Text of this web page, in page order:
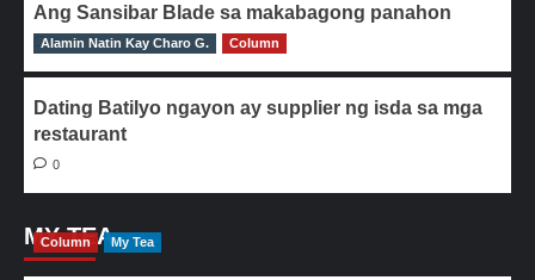
Ang Sansibar Blade sa makabagong panahon
0
Alamin Natin Kay Charo G. Column
Dating Batilyo ngayon ay supplier ng isda sa mga
restaurant
0
MY TEA
Column My Tea